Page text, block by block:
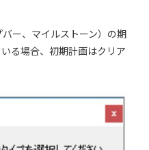
ー、マイルストーン）の期
る場合、初期計画はクリア